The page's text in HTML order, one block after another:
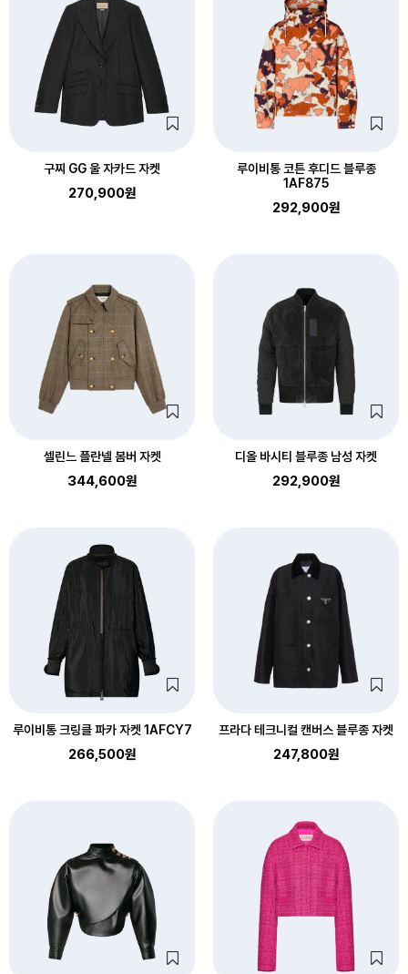
구찌 GG 울 자카드 자켓
270,900원
루이비통 코튼 후디드 블루종
1AF875
292,900원
셀린느 플란넬 봄버 자켓
344,600원
디올 바시티 블루종 남성 자켓
292,900원
루이비통 크링클 파카 자켓 1AFCY7
266,500원
프라다 테크니컬 캔버스 블루종 자켓
247,800원